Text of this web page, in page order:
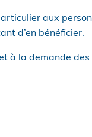
aux
d’en bénéficier.
à la demande